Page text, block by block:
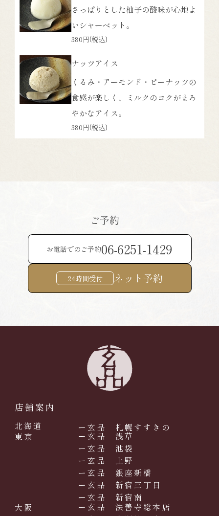
さっぱりとした柚子の酸味が心地よ
いシャーベット。
380円(税込)
ナッツアイス
くるみ・アーモンド・ピーナッツの
食感が楽しく、ミルクのコクがまろ
やかなアイス。
380円(税込)
ご予約
お電話でのご予約06-6251-1429
24時間受付 ネット予約
店舗案内
北海道 ー玄品 札幌すすきの
東京
ー玄品 浅草
ー玄品 池袋
ー玄品 上野
ー玄品 銀座新橋
ー玄品 新宿三丁目
ー玄品 新宿南
大阪
ー玄品 法善寺総本店